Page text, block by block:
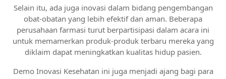
Selain itu, ada juga inovasi dalam bidang pengembangan
obat-obatan yang lebih efektif dan aman. Beberapa
perusahaan farmasi turut berpartisipasi dalam acara ini
untuk memamerkan produk-produk terbaru mereka yang
diklaim dapat meningkatkan kualitas hidup pasien.
Demo Inovasi Kesehatan ini juga menjadi ajang bagi para